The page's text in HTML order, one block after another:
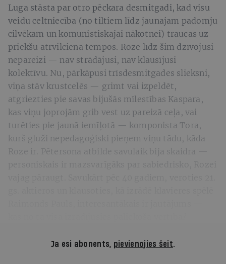
Luga stāsta par otro pēckara desmitgadi, kad visu
veidu celtniecība (no tiltiem līdz jaunajam padomju
cilvēkam un komunistiskajai nākotnei) traucas uz
priekšu ātrvilciena tempos. Roze līdz šim dzīvojusi
nepareizi — nav strādājusi, nav klausījusi
kolektīvu. Nu, pārkāpusi trīsdesmitgades slieksni,
viņa stāv krustcelēs — grimt vai izpeldēt,
atgriezties pie savas bijušās mīlestības Kaspara,
kas viņu joprojām grib vest uz pareizā ceļa, vai
turēties pie jaunā iemīļotā — komponista Tora,
kurš gluži nepedagoģiski pieņem viņu tādu, kāda
Roze ir. Pētersona atbilde savulaik bija skaidra —
Ja esi abonents, pievienojies šeit.